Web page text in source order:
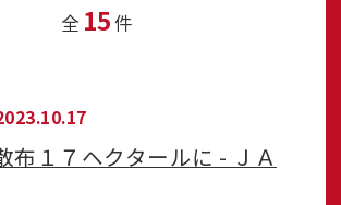
全 15件
布１７ヘクタールに - ＪＡ